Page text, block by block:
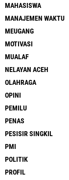
MAHASISWA
MANAJEMEN WAKTU
MEUGANG
MOTIVASI
MUALAF
NELAYAN ACEH
OLAHRAGA
OPINI
PEMILU
PENAS
PESISIR SINGKIL
PMI
POLITIK
PROFIL